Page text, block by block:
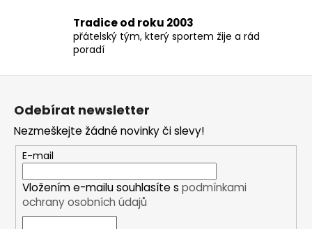
s
u
Tradice od roku 2003
přátelský tým, který sportem žije a rád
poradí
Odebírat newsletter
Nezmeškejte žádné novinky či slevy!
E-mail
Vložením e-mailu souhlasíte s podmínkami
ochrany osobních údajů